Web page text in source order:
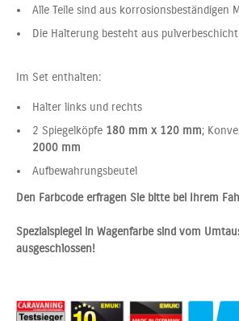
Alle Teile sind aus korrosionsbeständigen
Die Halterung besteht aus
Im Set enthalten:
Halter links und rechts
2 Spiegelköpfe 180 mm x 120 mm;
2000 mm
Aufbewahrungsbeutel
Den Farbcode erfragen Sie bitte bei Ihrem
Spezialspiegel in Wagenfarbe sind vom
ausgeschlossen!